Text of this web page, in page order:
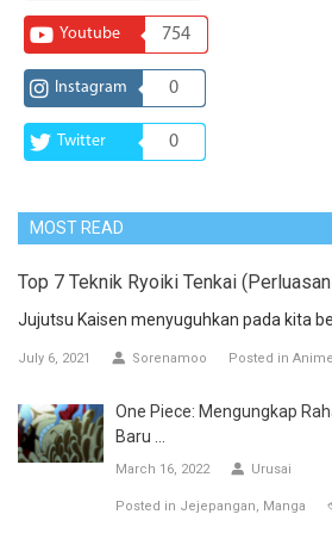
Youtube 754
Instagram 0
Twitter 0
MOST READ
Top 7 Teknik Ryoiki Tenkai
Jujutsu Kaisen menyuguhkan pada kita
July 6, 2021 Sorenamoo Posted in Anime
One Piece: Mengungkap
Baru ...
March 16, 2022 Urusai
Posted in Jejepangan Manga